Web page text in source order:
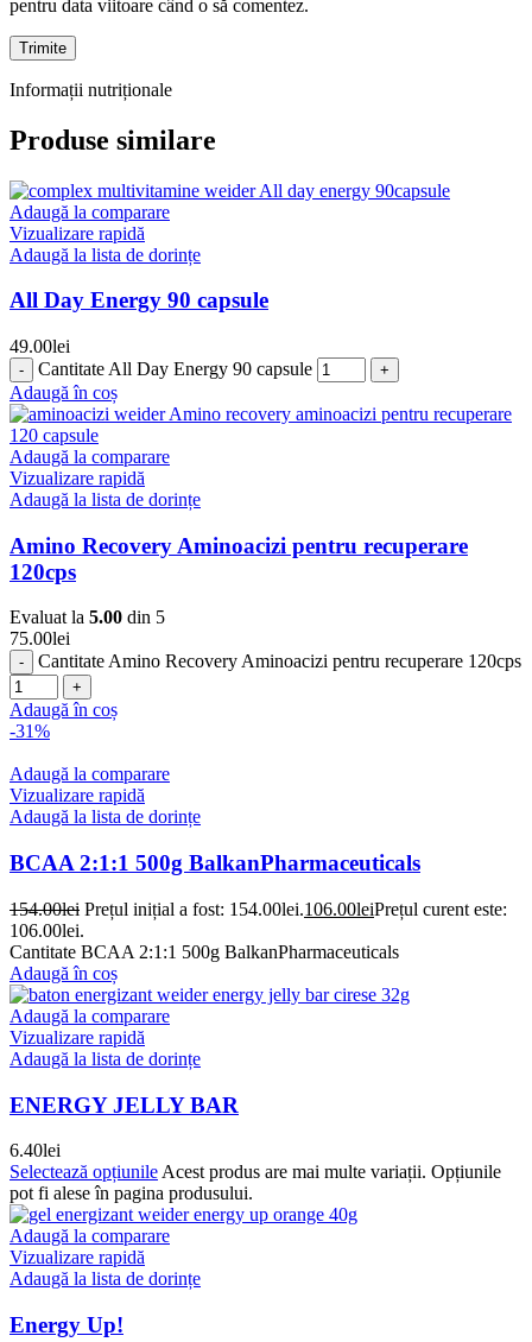
pentru data viitoare când o să comentez.
Informații nutriționale
Produse similare
Adaugă la comparare
Vizualizare rapidă
Adaugă la lista de dorințe
All Day Energy 90 capsule
49.00lei
Cantitate All Day Energy 90 capsule
Adaugă în coș
Adaugă la comparare
Vizualizare rapidă
Adaugă la lista de dorințe
Amino Recovery Aminoacizi pentru recuperare
120cps
Evaluat la 5.00 din 5
75.00lei
Cantitate Amino Recovery Aminoacizi pentru recuperare 120cps
Adaugă în coș
-31%
Adaugă la comparare
Vizualizare rapidă
Adaugă la lista de dorințe
BCAA 2:1:1 500g BalkanPharmaceuticals
154.00lei Prețul inițial a fost: 154.00lei.106.00leiPrețul curent este:
106.00lei.
Cantitate BCAA 2:1:1 500g BalkanPharmaceuticals
Adaugă în coș
Adaugă la comparare
Vizualizare rapidă
Adaugă la lista de dorințe
ENERGY JELLY BAR
6.40lei
Selectează opțiunile Acest produs are mai multe variații. Opțiunile
pot fi alese în pagina produsului.
Adaugă la comparare
Vizualizare rapidă
Adaugă la lista de dorințe
Energy Up!